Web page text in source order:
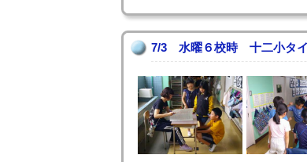
7/3 水曜６校時 十二小タ